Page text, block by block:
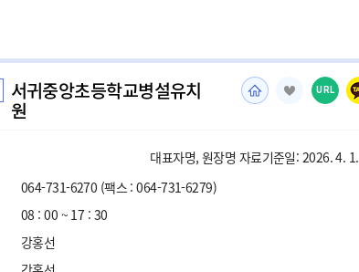
서귀중앙초등학교병설유치
원
URL
대표자명, 원장명 자료기준일: 2026. 4. 1.
064-731-6270 (팩스 : 064-731-6279)
08 : 00 ~ 17 : 30
강홍선